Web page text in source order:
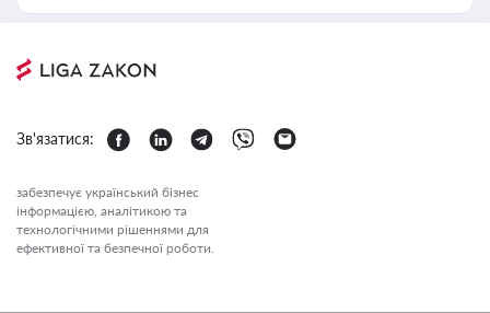
Зв'язатися:
забезпечує український бізнес
інформацією, аналітикою та
технологічними рішеннями для
ефективної та безпечної роботи.